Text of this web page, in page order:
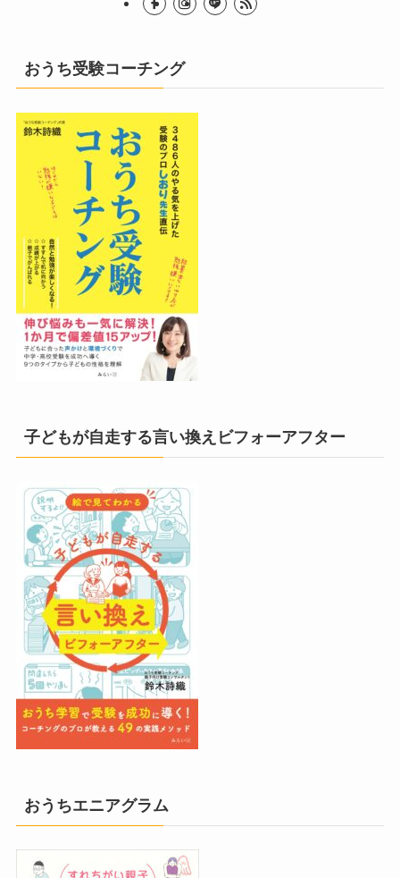
おうち受験コーチング
子どもが自走する言い換えビフォーアフター
おうちエニアグラム